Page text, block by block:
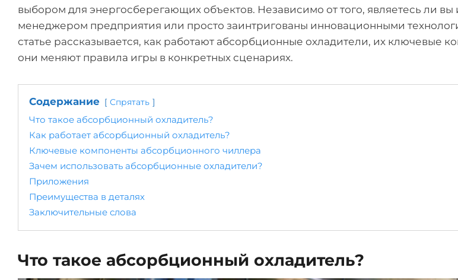
выбором для энергосберегающих объектов. Независимо от того, являетесь ли
менеджером предприятия или просто заинтригованы инновационными
статье рассказывается, как работают абсорбционные охладители, их ключевые
они меняют правила игры в конкретных сценариях.
Содержание Спрятать
Что такое абсорбционный охладитель?
Как работает абсорбционный охладитель?
Ключевые компоненты абсорбционного чиллера
Зачем использовать абсорбционные охладители?
Приложения
Преимущества в деталях
Заключительные слова
Что такое абсорбционный охладитель?